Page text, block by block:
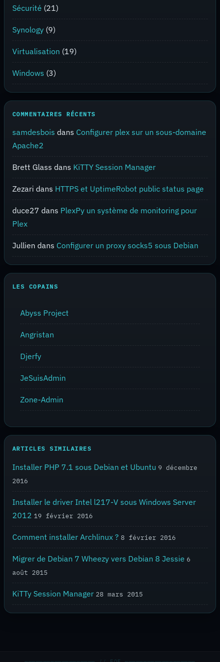
Sécurité (21)
Synology (9)
Virtualisation (19)
Windows (3)
COMMENTAIRES RÉCENTS
samdesbois dans Configurer plex sur un sous-domaine
Apache2
Brett Glass dans KiTTY Session Manager
Zezari dans HTTPS et UptimeRobot public status page
duce27 dans PlexPy un système de monitoring pour
Plex
Jullien dans Configurer un proxy socks5 sous Debian
LES COPAINS
Abyss Project
Angristan
Djerfy
JeSuisAdmin
Zone-Admin
ARTICLES SIMILAIRES
Installer PHP 7.1 sous Debian et Ubuntu 9 décembre
2016
Installer le driver Intel l217-V sous Windows Server
2012 19 février 2016
Comment installer Archlinux ? 8 février 2016
Migrer de Debian 7 Wheezy vers Debian 8 Jessie 6
août 2015
KiTTy Session Manager 28 mars 2015